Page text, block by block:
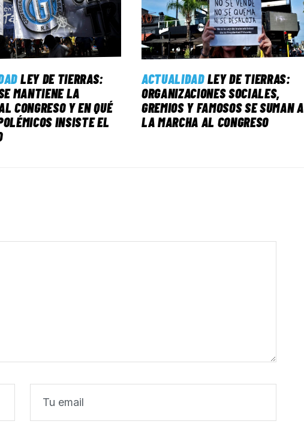
LEY DE TIERRAS:
MANTIENE LA
CONGRESO Y EN QUÉ
INSISTE EL
ACTUALIDAD LEY DE TIERRAS:
ORGANIZACIONES SOCIALES,
GREMIOS Y FAMOSOS SE SUMAN A
LA MARCHA AL CONGRESO